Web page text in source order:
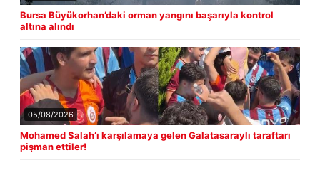
Bursa Büyükorhan’daki orman yangını başarıyla kontrol
altına alındı
05/08/2026
Mohamed Salah’ı karşılamaya gelen Galatasaraylı taraftarı
pişman ettiler!